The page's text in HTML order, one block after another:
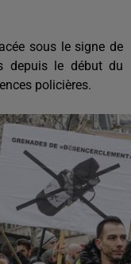
sous le signe de
depuis le début du
policières.